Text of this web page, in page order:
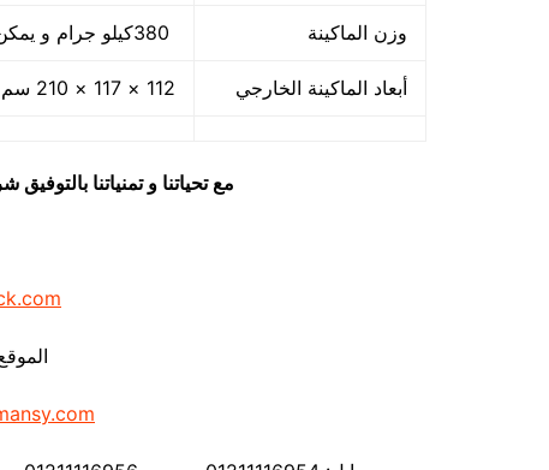
وزن الماكينة
أبعاد الماكينة الخارجي 112 × 117 × 210 سم و يمكن فك الماكينة و تركيبها في اي مكان
مع تحياتنا و تمنياتنا